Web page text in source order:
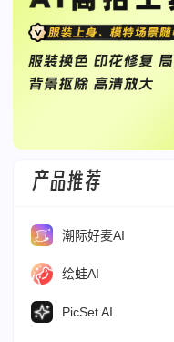
产品推荐
潮际好麦AI
绘蛙AI
PicSet AI